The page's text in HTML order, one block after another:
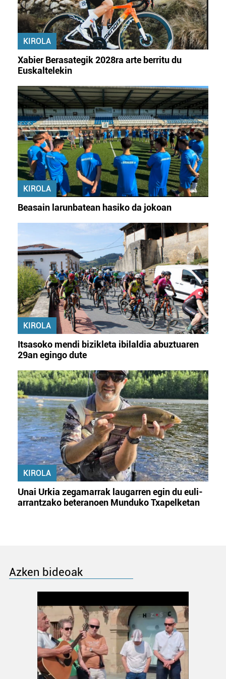
KIROLA
Xabier Berasategik 2028ra arte berritu du
Euskaltelekin
KIROLA
Beasain larunbatean hasiko da jokoan
KIROLA
Itsasoko mendi bizikleta ibilaldia abuztuaren
29an egingo dute
KIROLA
Unai Urkia zegamarrak laugarren egin du euli-
arrantzako beteranoen Munduko Txapelketan
Azken bideoak